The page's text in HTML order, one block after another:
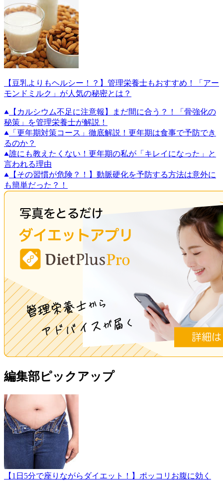
【豆乳よりもヘルシー！？】管理栄養士もおすすめ！「アー
モンドミルク」が人気の秘密とは？
【カルシウム不足に注意報】まだ間に合う？！「骨強化の
秘策」を管理栄養士が解説！
「更年期対策コース」徹底解説！更年期は食事で予防でき
るのか？
誰にも教えたくない！更年期の私が「キレイになった」と
言われる理由
【その習慣が危険？！】動脈硬化を予防する方法は意外に
も簡単だった？！
編集部ピックアップ
【1日5分で座りながらダイエット！】ポッコリお腹に効く